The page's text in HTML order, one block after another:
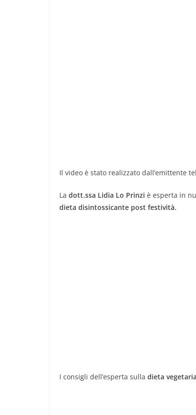
Il video è stato realizzato dall’emittente
La dott.ssa Lidia Lo Prinzi è esperta in
dieta disintossicante post festività.
I consigli dell’esperta sulla dieta